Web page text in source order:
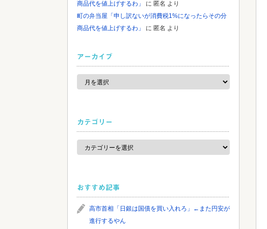
商品代を値上げするわ」 に 匿名 より
町の弁当屋「申し訳ないが消費税1%になったらその分
商品代を値上げするわ」
に 匿名 より
アーカイブ
ア
カ
カテゴリー
カ
ゴ
おすすめ記事
高市首相「日銀は国債を買い入れろ」←また円安が
進行するやん